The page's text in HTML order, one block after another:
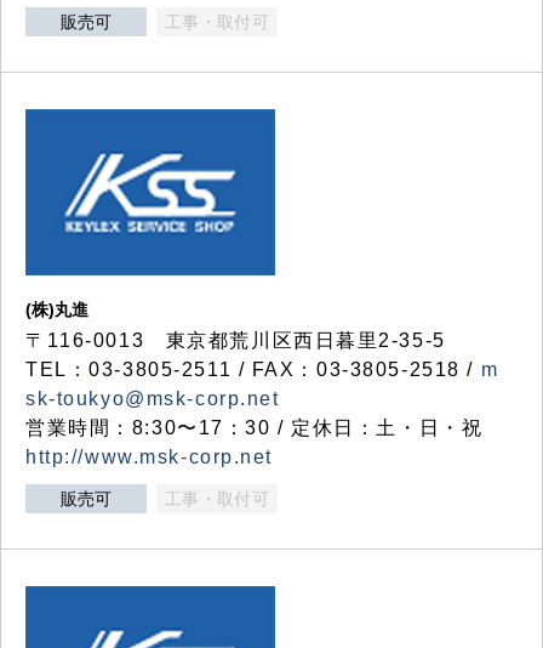
販売可 工事・取付可
(株)丸進
〒116-0013 東京都荒川区西日暮里2-35-5
TEL：03-3805-2511 / FAX：03-3805-2518 / m
sk-toukyo@msk-corp.net
営業時間：8:30〜17：30 / 定休日：土・日・祝
http://www.msk-corp.net
販売可 工事・取付可